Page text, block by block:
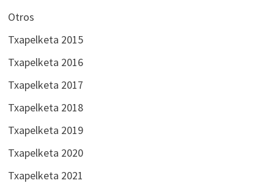
Otros
Txapelketa 2015
Txapelketa 2016
Txapelketa 2017
Txapelketa 2018
Txapelketa 2019
Txapelketa 2020
Txapelketa 2021